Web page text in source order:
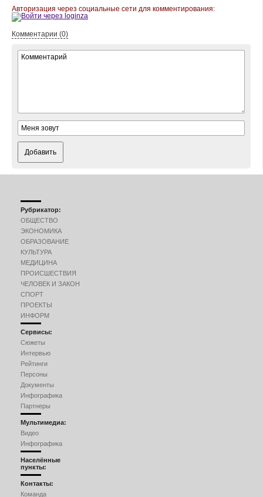
Авторизация через социальные сети для комментирования:
Комментарии (0)
Добавить
Рубрикатор:
ОБЩЕСТВО
ЭКОНОМИКА
ОБРАЗОВАНИЕ
КУЛЬТУРА
МЕДИЦИНА
ПРОИСШЕСТВИЯ
ЧЕЛОВЕК И ЗАКОН
СПОРТ
ПРОЕКТЫ
ИНФОРМ
Сервисы:
Сюжеты
Интервью
Рейтинги
Персоны
Документы
Инфографика
Партнеры
Мультимедиа:
Видео
Инфографика
Населённые
пункты:
Контакты:
Команда